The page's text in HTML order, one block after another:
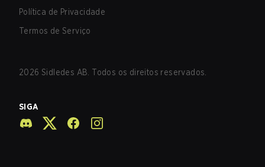
Política de Privacidade
Termos de Serviço
2026 Sidledes AB. Todos os direitos reservados.
SIGA